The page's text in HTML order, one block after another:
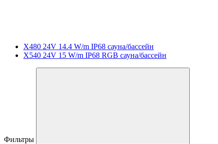
X480 24V 14.4 W/m IP68 сауна/бассейн
X540 24V 15 W/m IP68 RGB сауна/бассейн
Фильтры